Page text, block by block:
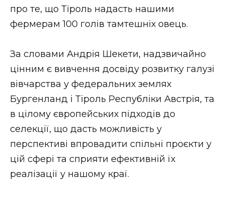
про те, що Тіроль надасть нашими
фермерам 100 голів тамтешніх овець.
За словами Андрія Шекети, надзвичайно
цінним є вивчення досвіду розвитку галузі
вівчарства у федеральних землях
Бургенланд і Тіроль Республіки Австрія, та
в цілому європейських підходів до
селекції, що дасть можливість у
перспективі впровадити спільні проєкти у
цій сфері та сприяти ефективній їх
реалізації у нашому краї.